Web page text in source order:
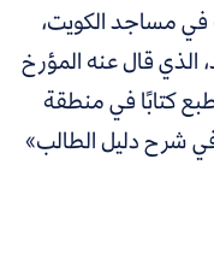
في مساجد الكويت،
قال عنه المؤرخ
كتابًا في منطقة
في شرح دليل الطالب»